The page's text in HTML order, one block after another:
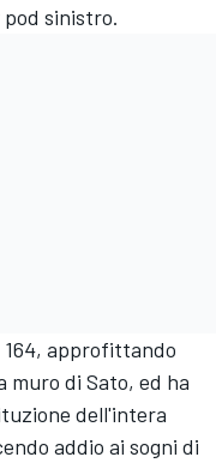
sinistro.
164, approfittando
muro di Sato, ed ha
dell'intera
addio ai sogni di